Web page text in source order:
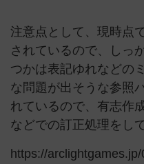
注意点として、現時点
されているので、しっ
つかは表記ゆれなどの
な問題が出そうな参照
れているので、有志作
などでの訂正処理をし
https://